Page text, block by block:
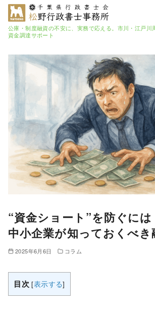
公庫・制度融資の不安に、実務で応える。市川・江戸川
資金調達サポート
“資金ショート”を防ぐに
中小企業が知っておくべ
2025年6月6日 コラム
目次 [表示する]